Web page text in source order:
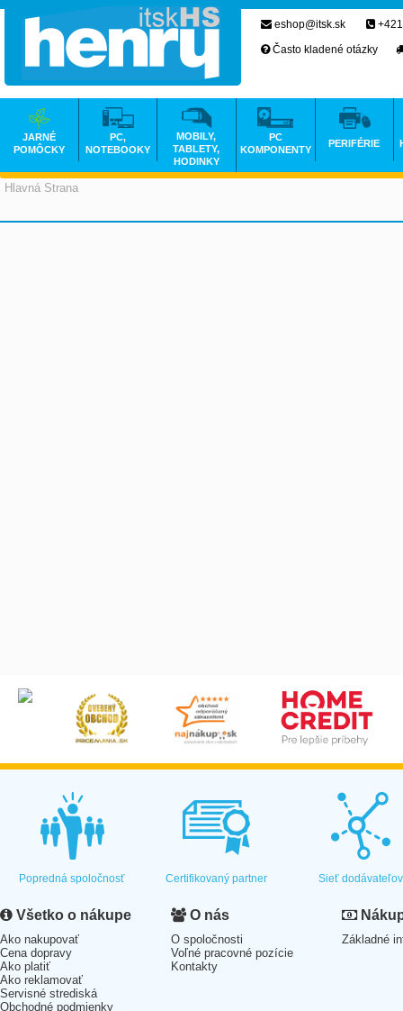
Hlavná Strana
eshop@itsk.sk
Často kladené otázky
JARNÉ
POMÔCKY
PC,
NOTEBOOKY
MOBILY,
TABLETY,
HODINKY
PC
KOMPONENTY
PERIFÉRIE
Popredná spoločnosť Certifikovaný partner Sieť dodávateľov
Všetko o nákupe
Ako nakupovať
Cena dopravy
Ako platiť
Ako reklamovať
Servisné strediská
Obchodné podmienky
O nás
O spoločnosti
Voľné pracovné pozície
Kontakty
Základné